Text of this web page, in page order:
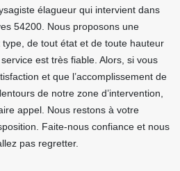
élagueur qui intervient dans
54200. Nous proposons une
type, de tout état et de toute hauteur
est très fiable. Alors, si vous
et que l’accomplissement de
de notre zone d’intervention,
appel. Nous restons à votre
Faite-nous confiance et nous
pas regretter.